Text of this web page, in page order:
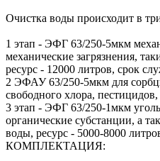
Очистка воды происходит в
1 этап - ЭФГ 63/250-5мкм
механические загрязнения,
ресурс - 12000 литров, срок
2 ЭФАУ 63/250-5мкм для
свободного хлора,
3 этап - ЭФГ 63/250-1мкм
органические субстанции, а
воды, ресурс - 5000-8000
КОМПЛЕКТАЦИЯ: